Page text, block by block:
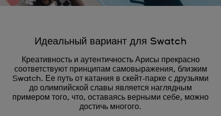
Идеальный вариант для Swatch
Креативность и аутентичность Арисы прекрасно
соответствуют принципам самовыражения, близким
Swatch. Ее путь от катания в скейт-парке с друзьями
до олимпийской славы является наглядным
примером того, что, оставаясь верными себе, можно
достичь многого.